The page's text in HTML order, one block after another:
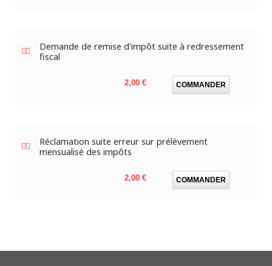
Demande de remise d'impôt suite à redressement
fiscal
Prix
2,00 € COMMANDER
Réclamation suite erreur sur prélèvement
mensualisé des impôts
Prix
2,00 € COMMANDER